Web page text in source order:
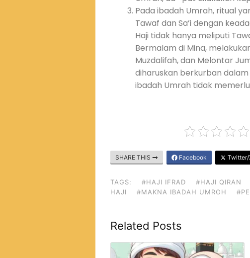
Pada ibadah Umrah, ritual
Tawaf dan Sa’i dengan
Haji tidak hanya meliputi
Bermalam di Mina,
Muzdalifah, dan Melontar
diharuskan berkurban
ibadah Umrah tidak
SHARE THIS Facebook Twitter/
TAGS: #HAJI IFRAD #HAJI QIRAN
HAJI
#MAKNA IBADAH UMROH
Related Posts